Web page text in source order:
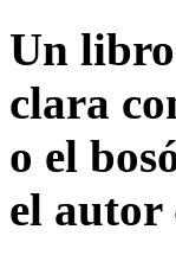
Un libro
clara
o el
el autor